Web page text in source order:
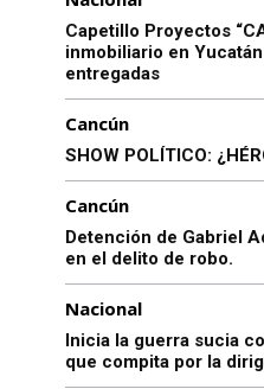
Capetillo Proyectos
inmobiliario en
entregadas
Cancún
SHOW POLÍTICO:
Cancún
Detención de Gabriel
en el delito de robo.
Nacional
Inicia la guerra sucia
que compita por la